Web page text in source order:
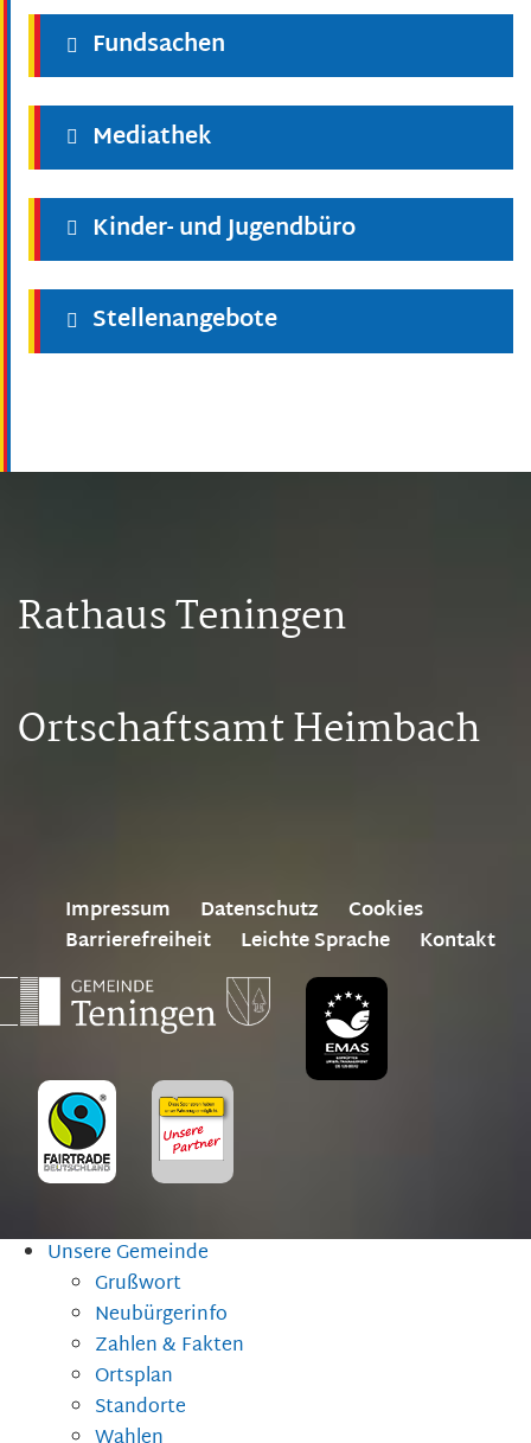
Fundsachen
Mediathek
Kinder- und Jugendbüro
Stellenangebote
Rathaus Teningen
Ortschaftsamt Heimbach
Impressum Datenschutz
Cookies
Barrierefreiheit
Leichte Sprache Kontakt
Unsere Gemeinde
Grußwort
Neubürgerinfo
Zahlen & Fakten
Ortsplan
Standorte